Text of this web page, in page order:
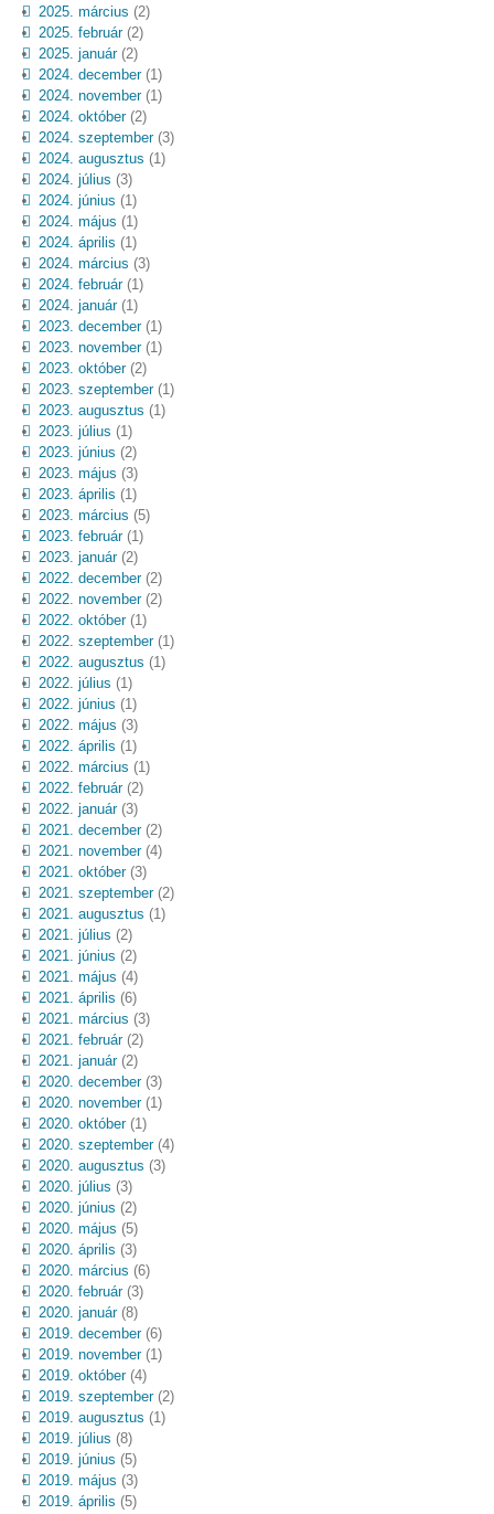
2025. március (2)
2025. február(2)
2025. január(2)
2024. december(1)
2024. november(1)
2024. október(2)
2024. szeptember(3)
2024. augusztus (1)
2024. július (3)
2024. június (1)
2024. május (1)
2024. április (1)
2024. március (3)
2024. február(1)
2024. január(1)
2023. december(1)
2023. november(1)
2023. október(2)
2023. szeptember(1)
2023. augusztus (1)
2023. július (1)
2023. június (2)
2023. május (3)
2023. április (1)
2023. március (5)
2023. február(1)
2023. január(2)
2022. december(2)
2022. november(2)
2022. október(1)
2022. szeptember(1)
2022. augusztus (1)
2022. július (1)
2022. június (1)
2022. május (3)
2022. április (1)
2022. március (1)
2022. február(2)
2022. január(3)
2021. december(2)
2021. november(4)
2021. október(3)
2021. szeptember(2)
2021. augusztus (1)
2021. július (2)
2021. június (2)
2021. május (4)
2021. április (6)
2021. március (3)
2021. február(2)
2021. január(2)
2020. december(3)
2020. november(1)
2020. október(1)
2020. szeptember(4)
2020. augusztus (3)
2020. július (3)
2020. június (2)
2020. május (5)
2020. április (3)
2020. március (6)
2020. február(3)
2020. január(8)
2019. december(6)
2019. november(1)
2019. október(4)
2019. szeptember(2)
2019. augusztus (1)
2019. július (8)
2019. június (5)
2019. május (3)
2019. április (5)